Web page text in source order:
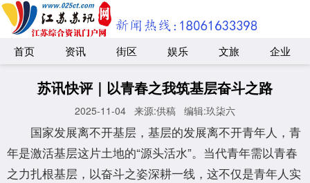
首页 资讯 街区 娱乐 文旅 企业
苏讯快评｜以青春之我筑基层奋斗之路
2025-11-04 来源:供稿 编辑:玖柒六
国家发展离不开基层，基层的发展离不开青年人，青
年是激活基层这片土地的“源头活水”。当代青年需以青春
之力扎根基层，以奋斗之姿深耕一线，这不仅是青年人实